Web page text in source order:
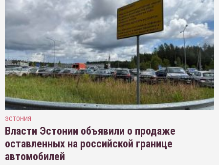
ЭСТОНИЯ
Власти Эстонии объявили о продаже
оставленных на российской границе
автомобилей